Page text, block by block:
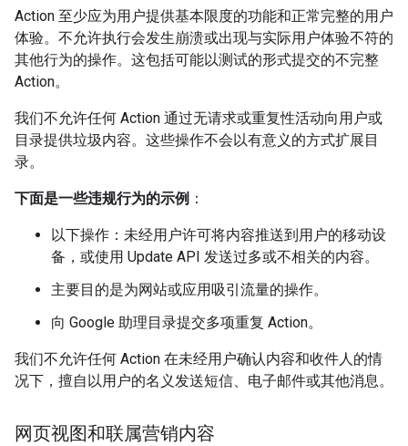
Action 至少应为用户提供基本限度的功能和正常完整的用户
体验。不允许执行会发生崩溃或出现与实际用户体验不符的
其他行为的操作。这包括可能以测试的形式提交的不完整
Action。
我们不允许任何 Action 通过无请求或重复性活动向用户或
目录提供垃圾内容。这些操作不会以有意义的方式扩展目
录。
下面是一些违规行为的示例 ：
以下操作：未经用户许可将内容推送到用户的移动设
备，或使用 Update API 发送过多或不相关的内容。
主要目的是为网站或应用吸引流量的操作。
向 Google 助理目录提交多项重复 Action。
我们不允许任何 Action 在未经用户确认内容和收件人的情
况下，擅自以用户的名义发送短信、电子邮件或其他消息。
网页视图和联属营销内容